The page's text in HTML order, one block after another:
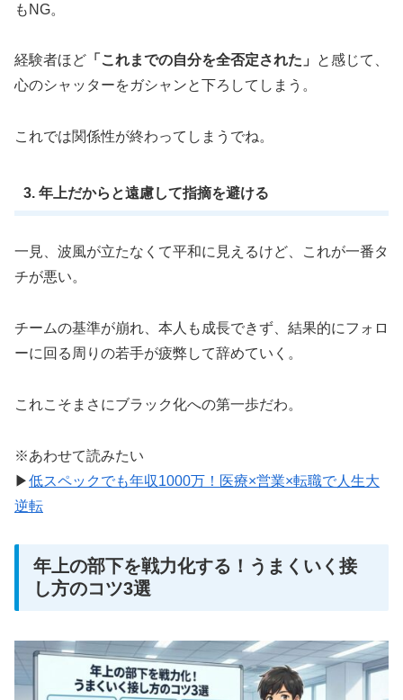
もNG。
経験者ほど 「これまでの自分を全否定された」
と感じて、
心のシャッターをガシャンと下ろしてしまう。
これでは関係性が終わってしまうでね。
3. 年上だからと遠慮して指摘を避ける
一見、波風が立たなくて平和に見えるけど、これが一番タ
チが悪い。
チームの基準が崩れ、本人も成長できず、結果的にフォロ
ーに回る周りの若手が疲弊して辞めていく。
これこそまさにブラック化への第一歩だわ。
※あわせて読みたい
▶低スペックでも年収1000万！医療×営業×転職で人生大
逆転
年上の部下を戦力化する！うまくいく接
し方のコツ3選